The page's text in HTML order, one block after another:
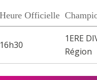
Heure Officielle
16h30
1ERE
Région